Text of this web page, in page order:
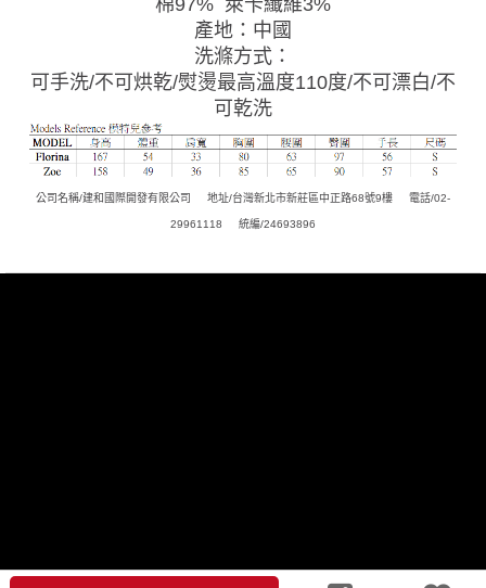
棉97% 萊卡纖維3%
產地：中國
洗滌方式：
可手洗/不可烘乾/熨燙最高溫度110度/不可漂白/不
可乾洗
公司名稱/建和國際開發有限公司 地址/台灣新北市新莊區中正路68號9樓 電話/02-
29961118 統編/24693896